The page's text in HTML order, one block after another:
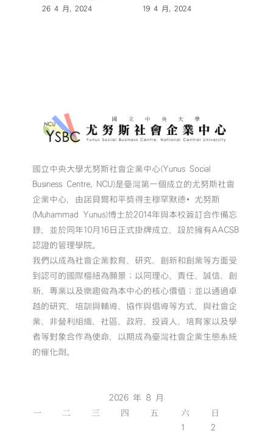
26 4 月, 2024 19 4 月, 2024
國立中央大學尤努斯社會企業中心(Yunus Social
Business Centre, NCU)是臺灣第一個成立的尤努斯社會
企業中心，由諾貝爾和平獎得主穆罕默德•尤努斯
(Muhammad Yunus)博士於2014年與本校簽訂合作備忘
錄，並於同年10月16日正式掛牌成立，設於擁有AACSB
認證的管理學院。
我們以成為社會企業教育、研究、創新和創業等方面受
到認可的國際樞紐為願景；以同理心、責任、誠信、創
新、專業以及樂趣做為本中心的核心價值；並以通過卓
越的研究、培訓與輔導、協作與倡導等方式，與社會企
業、非營利組織、社區、政府、投資人、培育家以及學
者等對象合作為使命，以期成為臺灣社會企業生態系統
的催化劑。
2026 年 8 月
一 二 三 四 五 六 日
1
2